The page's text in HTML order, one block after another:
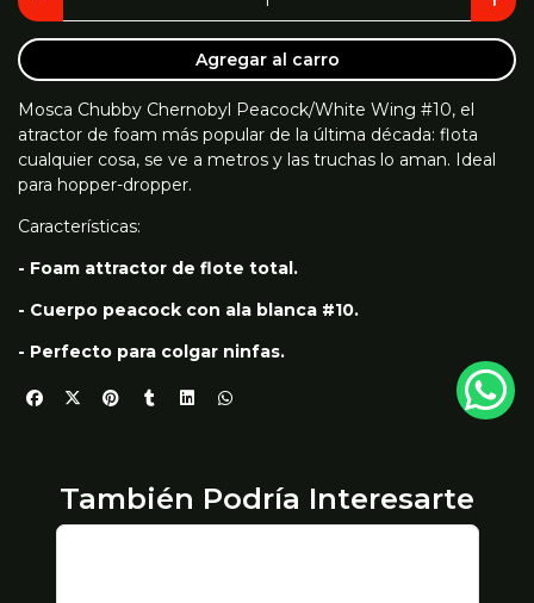
Agregar al carro
Mosca Chubby Chernobyl Peacock/White Wing #10, el
atractor de foam más popular de la última década: flota
cualquier cosa, se ve a metros y las truchas lo aman. Ideal
para hopper-dropper.
Características:
- Foam attractor de flote total.
- Cuerpo peacock con ala blanca #10.
- Perfecto para colgar ninfas.
También Podría Interesarte